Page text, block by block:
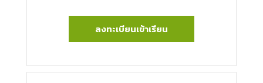
ลงทะเบียนเข้าเรียน